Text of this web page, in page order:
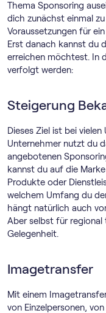
Thema Sponsoring
dich zunächst einmal
Voraussetzungen für
Erst danach kannst du
erreichen möchtest. In
verfolgt werden:
Steigerung
Dieses Ziel ist bei
Unternehmer nutzt du
angebotenen
kannst du auf die
Produkte oder
welchem Umfang du
hängt natürlich auch
Aber selbst für
Gelegenheit.
Imagetransfer
Mit einem
von Einzelpersonen,